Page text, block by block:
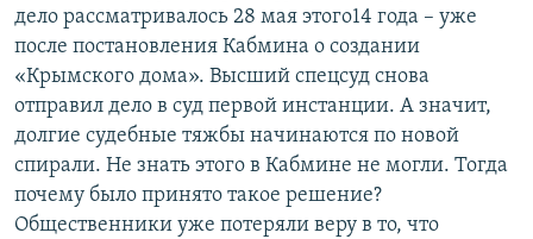
дело рассматривалось 28 мая этого14 года – уже
после постановления Кабмина о создании
«Крымского дома». Высший спецсуд снова
отправил дело в суд первой инстанции. А значит,
долгие судебные тяжбы начинаются по новой
спирали. Не знать этого в Кабмине не могли. Тогда
почему было принято такое решение?
Общественники уже потеряли веру в то, что